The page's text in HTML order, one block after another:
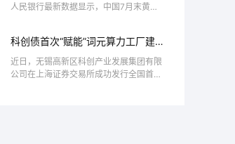
人民银行最新数据显示，中国7月末黄金
步加大买入，64万盎司刷新本轮21个月
增持周...
科创债首次“赋能”词元算力工厂建
设
近日，无锡高新区科创产业发展集团有限
公司在上海证券交易所成功发行全国首单